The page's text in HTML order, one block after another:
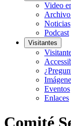
Video
Noticias
Podcast
Visitantes
Eventos
Enlaces